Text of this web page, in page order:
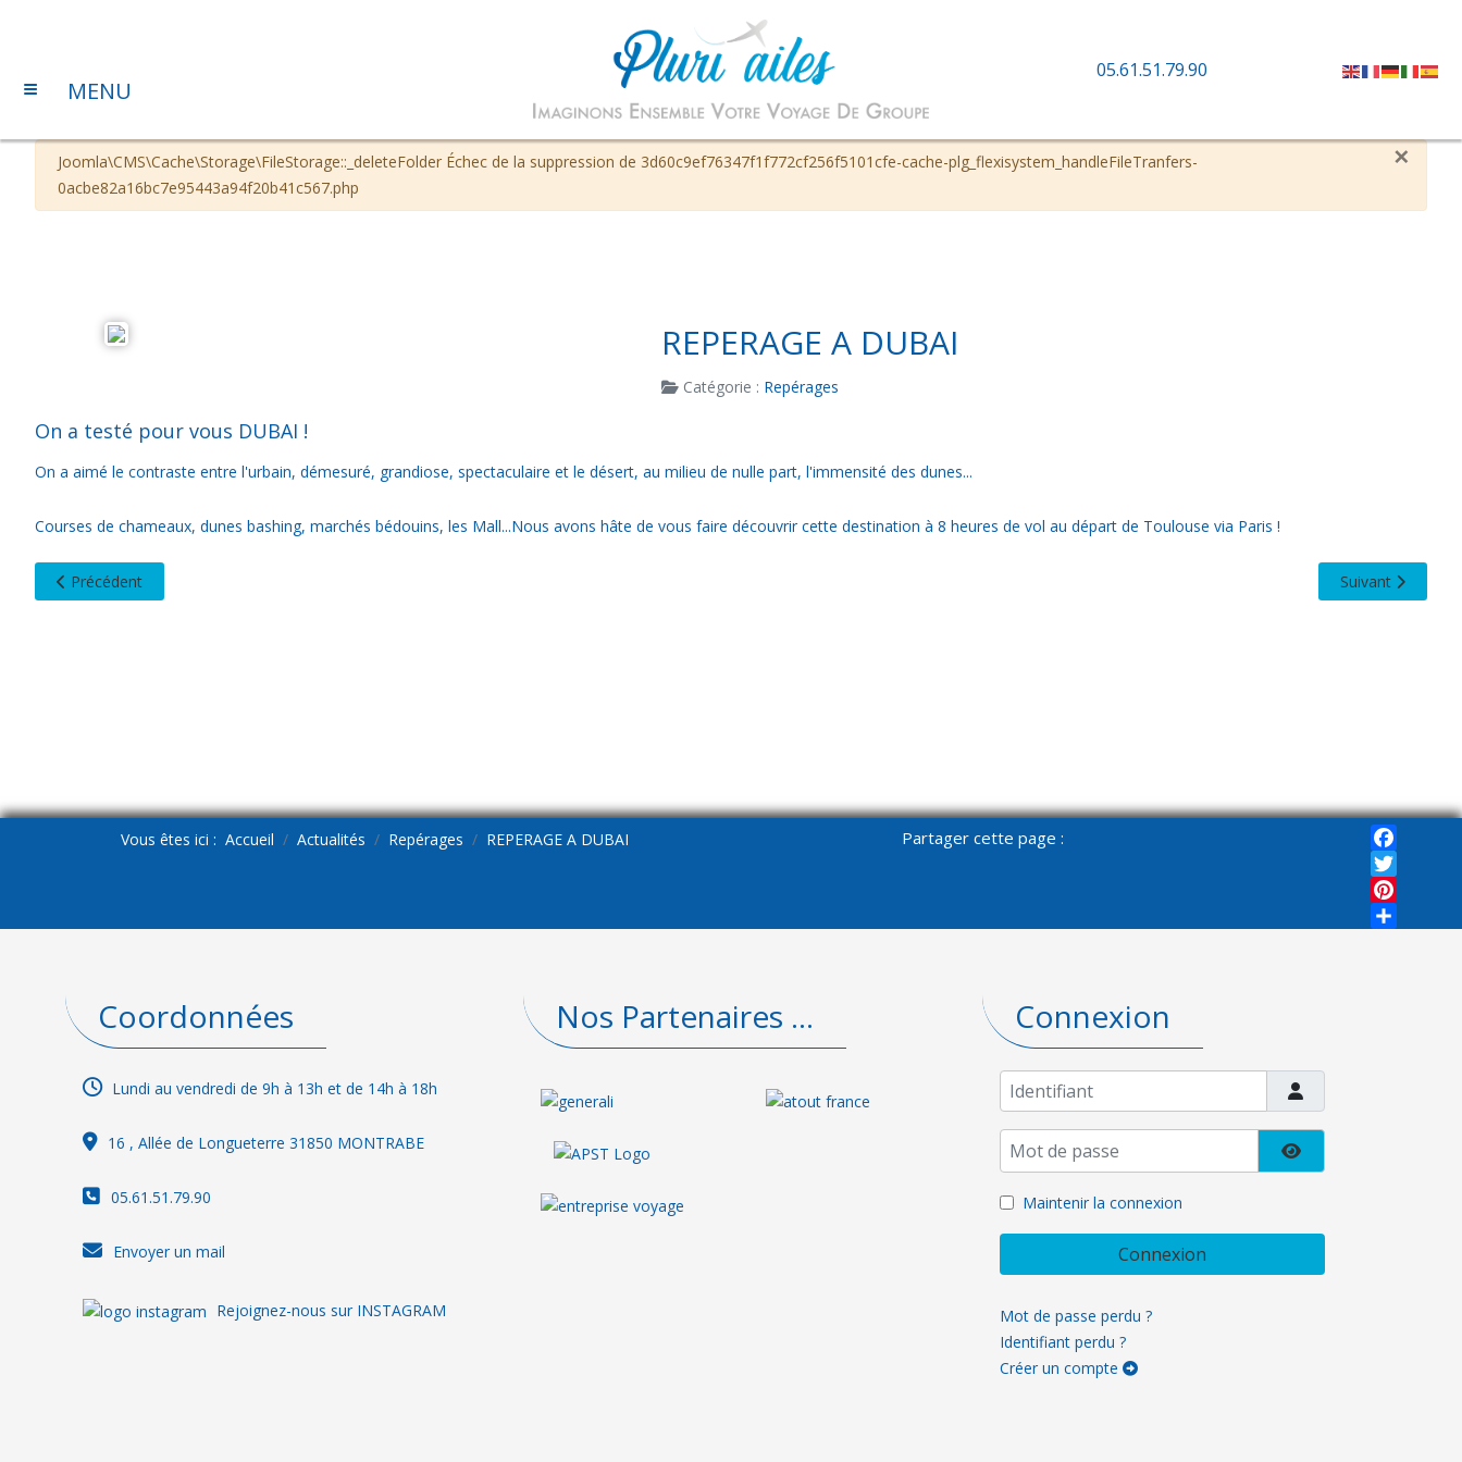
MENU
≡
05.61.51.79.90
×
Alerte
Joomla\CMS\Cache\Storage\FileStorage::_deleteFolder Échec de la suppression de 3d60c9ef76347f1f772cf256f5101cfe-cache-plg_flexisystem_handleFileTranfers-
0acbe82a16bc7e95443a94f20b41c567.php
REPERAGE A DUBAI
Catégorie : Repérages
On a testé pour vous DUBAI !
On a aimé le contraste entre l'urbain, démesuré, grandiose, spectaculaire et le désert, au milieu de nulle part, l'immensité des dunes...
Courses de chameaux, dunes bashing, marchés bédouins, les Mall...Nous avons hâte de vous faire découvrir cette destination à 8 heures de vol au départ de Toulouse via Paris !
Article précédent : Repérage CANARIES
Précédent Article suivant :
Suivant
Vous êtes ici : Accueil Actualités Repérages REPERAGE A DUBAI Partager cette page :
Coordonnées
Lundi au vendredi de 9h à 13h et de 14h à 18h
16 , Allée de Longueterre 31850 MONTRABE
05.61.51.79.90
Envoyer un mail
Rejoignez-nous sur INSTAGRAM
Nos Partenaires ... Connexion
Identifiant
Mot de passe
Afficher le mot de
Maintenir la connexion
Connexion
Mot de passe perdu ?
Identifiant perdu ?
Créer un compte